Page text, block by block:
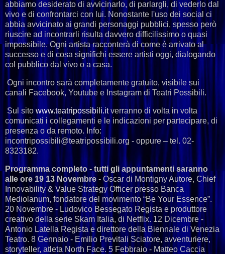
abbiamo desiderato di avvicinarlo, di parlargli, di vederlo dal
vivo e di confrontarci con lui. Nonostante l'uso dei social ci
abbia avvicinato ai grandi personaggi pubblici, spesso però
riuscire ad incontrarli risulta davvero difficilissimo o quasi
impossibile. Ogni artista racconterà di come è arrivato al
successo e di cosa significhi essere artisti oggi, dialogando
col pubblico dal vivo o a casa.
Ogni incontro sarà completamente gratuito, visibile sui
canali Facebook, Youtube e Instagram di Teatri Possibili.
Sul sito www.teatripossibili.itverranno di volta in volta
comunicati i collegamenti e le indicazioni per partecipare, di
presenza o da remoto. Info:
incontripossibili@teatripossibili.org - oppure – tel. 02-
8323182.
Programma completo - tutti gli appuntamenti saranno
alle ore 19 13 Novembre - Oscar di Montigny Autore, Chief
Innovability & Value Strategy Officer presso Banca
Mediolanum, fondatore del movimento “Be Your Essence”.
20 Novembre - Ludovico Bessegato Regista e produttore
creativo della serie Skam Italia, di Netflix. 12 Dicembre -
Antonio Latella Regista e direttore della Biennale di Venezia
Teatro. 8 Gennaio - Emilio Previtali Sciatore, avventuriere,
storyteller, atleta North Face. 5 Febbraio - Matteo Caccia